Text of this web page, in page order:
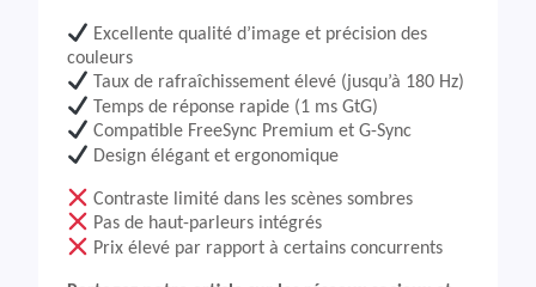
Excellente qualité d’image et précision des
couleurs
Taux de rafraîchissement élevé (jusqu’à 180 Hz)
Temps de réponse rapide (1 ms GtG)
Compatible FreeSync Premium et G-Sync
Design élégant et ergonomique
Contraste limité dans les scènes sombres
Pas de haut-parleurs intégrés
Prix élevé par rapport à certains concurrents